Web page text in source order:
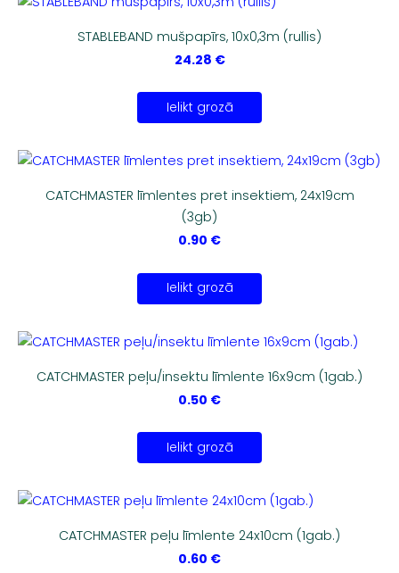
STABLEBAND mušpapīrs, 10x0,3m (rullis)
24.28 €
Ielikt grozā
CATCHMASTER līmlentes pret insektiem, 24x19cm
(3gb)
0.90 €
Ielikt grozā
CATCHMASTER peļu/insektu līmlente 16x9cm (1gab.)
0.50 €
Ielikt grozā
CATCHMASTER peļu līmlente 24x10cm (1gab.)
0.60 €